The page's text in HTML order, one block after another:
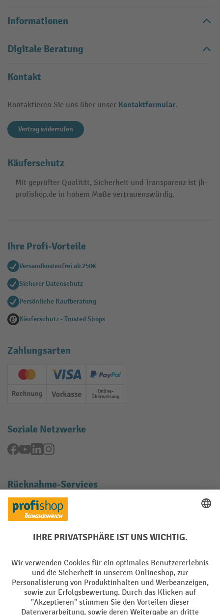
Informationen
Digitale Beratung
Kontakt
Kontaktieren Sie uns über unser Kontaktformular.
Vertrag widerrufen
Käuferschutz
Mit geprüfter Qualität, Sicherheit und Transparenz ist jh-
profishop.de in hohem Maße vertrauenswürdig.
Ihre Profi-Vorteile
Versandkostenfrei ab 250€
Sicherer Datenschutz
Persönliche Kaufberatung
Käuferschutz - Trusted Shops
Zahlungsarten
Creditcard (Master)Creditcard (Visa)
PayPal
Rechnung Vorkasse Online-Überweisung
Soziale Netzwerke
Facebook
YouTubeLinkedInInstagram
Rücknahme-Services
Elektrogeräte Rückname
Batterie Rückname
Impressum Datenschutz